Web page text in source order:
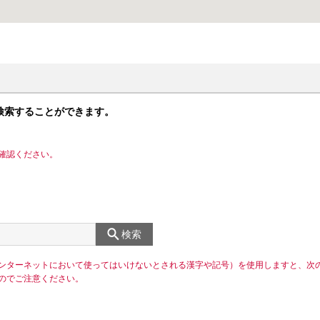
することができます。
認ください。
検索
ターネットにおいて使ってはいけないとされる漢字や記号）を使用しますと、次
ご注意ください。